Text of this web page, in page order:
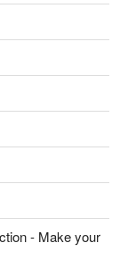
- Make your